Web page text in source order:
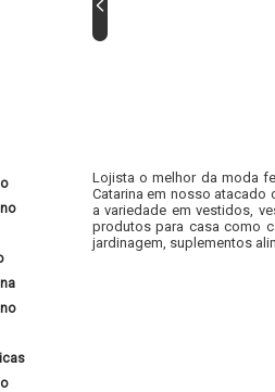
Lojista o melhor da moda
Catarina em nosso atacado
a variedade em vestidos,
produtos para casa como
jardinagem, suplementos